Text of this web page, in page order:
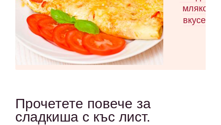
мляко
вкусен
Прочетете повече за
сладкиша с къс лист.